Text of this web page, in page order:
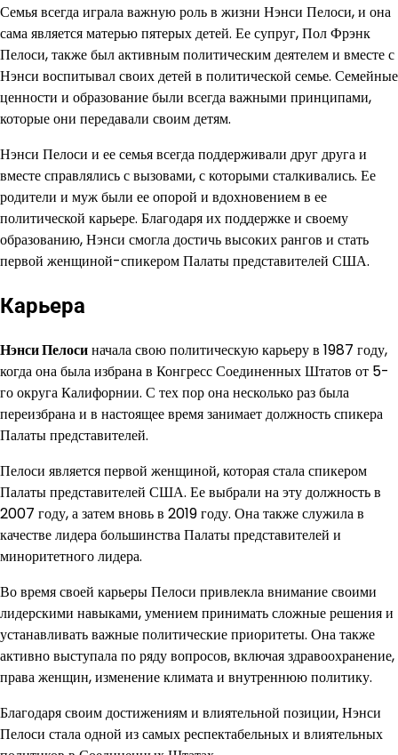
Семья всегда играла важную роль в жизни Нэнси Пелоси, и она
сама является матерью пятерых детей. Ее супруг, Пол Фрэнк
Пелоси, также был активным политическим деятелем и вместе с
Нэнси воспитывал своих детей в политической семье. Семейные
ценности и образование были всегда важными принципами,
которые они передавали своим детям.
Нэнси Пелоси и ее семья всегда поддерживали друг друга и
вместе справлялись с вызовами, с которыми сталкивались. Ее
родители и муж были ее опорой и вдохновением в ее
политической карьере. Благодаря их поддержке и своему
образованию, Нэнси смогла достичь высоких рангов и стать
первой женщиной-спикером Палаты представителей США.
Карьера
Нэнси Пелосиначала свою политическую карьеру в 1987 году,
когда она была избрана в Конгресс Соединенных Штатов от 5-
го округа Калифорнии. С тех пор она несколько раз была
переизбрана и в настоящее время занимает должность спикера
Палаты представителей.
Пелоси является первой женщиной, которая стала спикером
Палаты представителей США. Ее выбрали на эту должность в
2007 году, а затем вновь в 2019 году. Она также служила в
качестве лидера большинства Палаты представителей и
миноритетного лидера.
Во время своей карьеры Пелоси привлекла внимание своими
лидерскими навыками, умением принимать сложные решения и
устанавливать важные политические приоритеты. Она также
активно выступала по ряду вопросов, включая здравоохранение,
права женщин, изменение климата и внутреннюю политику.
Благодаря своим достижениям и влиятельной позиции, Нэнси
Пелоси стала одной из самых респектабельных и влиятельных